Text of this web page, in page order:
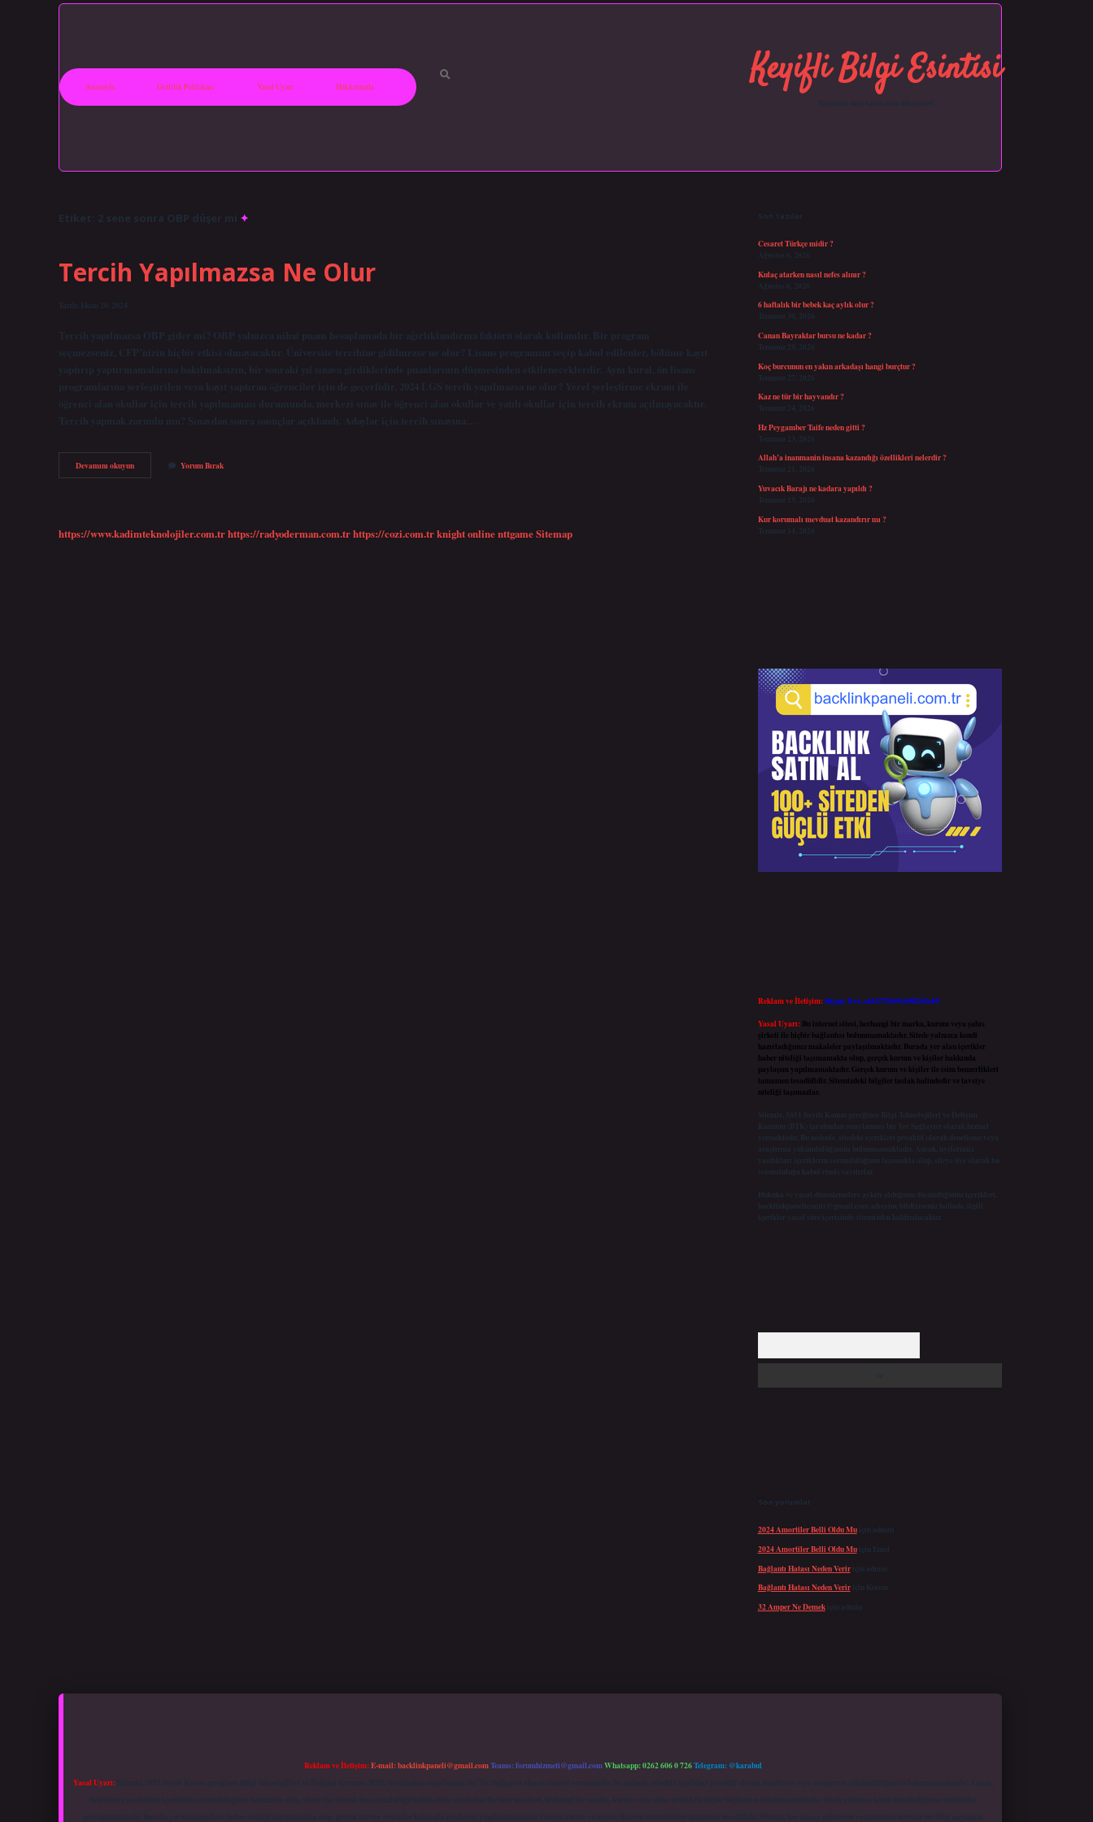
Anasayfa Gizlilik Politikası Yasal Uyarı Hakkımızda Keyifli Bilgi Esintisi
Etiket: 2 sene sonra OBP düşer mi
Tercih Yapılmazsa Ne Olur
Tarih: Ekim 20, 2024
Tercih yapılmazsa OBP gider mi? OBP yalnızca nihai puanı hesaplamada bir ağırlıklandırma faktörü olarak kullanılır. Bir program
seçmezseniz, CFP’nizin hiçbir etkisi olmayacaktır. Üniversite tercihine gidilmezse ne olur? Lisans programını seçip kabul edilenler, bölüme kayıt
yaptırıp yaptırmamalarına bakılmaksızın, bir sonraki yıl sınava girdiklerinde puanlarının düşmesinden etkileneceklerdir. Aynı kural, ön lisans
programlarına yerleştirilen veya kayıt yaptıran öğrenciler için de geçerlidir. 2024 LGS tercih yapılmazsa ne olur? Yerel yerleştirme ekranı ile
öğrenci alan okullar için tercih yapılmaması durumunda, merkezi sınav ile öğrenci alan okullar ve yatılı okullar için tercih ekranı açılmayacaktır.
Tercih yapmak zorunlu mu? Sınavdan sonra sonuçlar açıklandı. Adaylar için tercih sınavına…
Devamını okuyunTercih
Yapılmazsa
Yorum Bırak
https://www.kadimteknolojiler.com.trhttps://radyoderman.com.trhttps://cozi.com.trknight onlinenttgameSitemap
Son Yazılar
Cesaret Türkçe midir ?
Ağustos 6, 2026
Kulaç atarken nasıl nefes alınır ?
Ağustos 6, 2026
6 haftalık bir bebek kaç aylık olur ?
Temmuz 30, 2026
Canan Bayraktar bursu ne kadar ?
Temmuz 29, 2026
Koç burcunun en yakın arkadaşı hangi burçtur ?
Temmuz 27, 2026
Kaz ne tür bir hayvandır ?
Temmuz 24, 2026
Hz Peygamber Taife neden gitti ?
Temmuz 23, 2026
Allah’a inanmanin insana kazandığı özellikleri nelerdir ?
Temmuz 21, 2026
Yuvacık Barajı ne kadara yapıldı ?
Temmuz 19, 2026
Kur korumalı mevduat kazandırır mı ?
Temmuz 14, 2026
Reklam ve İletişim:Skype: live:.cid.575569c608265c69
Yasal Uyarı: Bu internet sitesi, herhangi bir marka, kurum veya şahıs
şirketi ile hiçbir bağlantısı bulunmamaktadır. Sitede yalnızca kendi
hazırladığımız makaleler paylaşılmaktadır. Burada yer alan içerikler
haber niteliği taşımamakta olup, gerçek kurum ve kişiler hakkında
paylaşım yapılmamaktadır. Gerçek kurum ve kişiler ile isim benzerlikleri
tamamen tesadüfidir. Sitemizdeki bilgiler taslak halindedir ve tavsiye
niteliği taşımazlar.
Sitemiz, 5651 Sayılı Kanun gereğince Bilgi Teknolojileri ve İletişim
Kurumu (BTK) tarafından onaylanmış bir Yer Sağlayıcı olarak hizmet
vermektedir. Bu nedenle, sitedeki içerikleri proaktif olarak denetleme veya
araştırma yükümlülüğümüz bulunmamaktadır. Ancak, üyelerimiz
yazdıkları içeriklerin sorumluluğunu taşımakta olup, siteye üye olarak bu
sorumluluğu kabul etmiş sayılırlar.
Hukuka ve yasal düzenlemelere aykırı olduğunu düşündüğünüz içerikleri,
backlinkpanelicomtr@gmail.com adresine bildirmeniz halinde, ilgili
içerikler yasal süre içerisinde sitemizden kaldırılacaktır.
Son yorumlar
2024 Amortiler Belli Oldu Muiçin admin
2024 Amortiler Belli Oldu Muiçin Emel
Bağlantı Hatası Neden Veririçin admin
Bağlantı Hatası Neden Veririçin Kerem
32 Amper Ne Demekiçin admin
Reklam ve İletişim:E-mail:backlinkpaneli@gmail.comTeams:forumhizmeti@gmail.comWhatsapp: 0262 606 0 726Telegram: @karabul
Yasal Uyarı:Sitemiz, 5651 Sayılı Kanun gereğince Bilgi Teknolojileri ve İletişim Kurumu (BTK) tarafından onaylanmış bir Yer Sağlayıcı olarak hizmet vermektedir. Bu nedenle, sitedeki içerikleri proaktif olarak denetleme veya araştırma yükümlülüğümüz bulunmamaktadır. Ancak,